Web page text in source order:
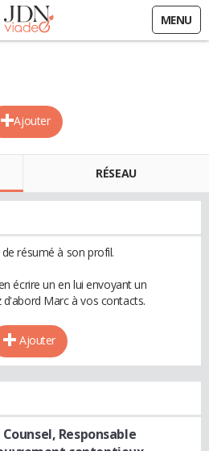
MENU
Ajouter
RÉSEAU
résumé à son profil.
écrire un en lui envoyant un
Marc à vos contacts.
Ajouter
Responsable